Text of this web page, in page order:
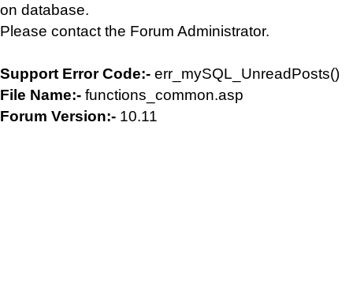
on database.
Please contact the Forum Administrator.
Support Error Code:- err_mySQL_UnreadPosts()
File Name:- functions_common.asp
Forum Version:- 10.11